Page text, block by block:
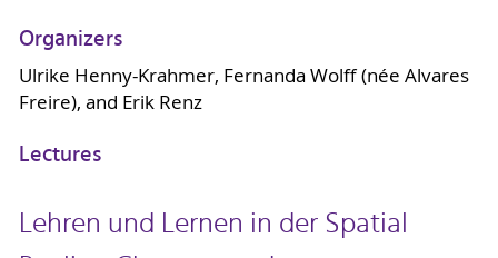
Organizers
Ulrike Henny-Krahmer, Fernanda Wolff (née Alvares
Freire), and Erik Renz
Lectures
Lehren und Lernen in der Spatial